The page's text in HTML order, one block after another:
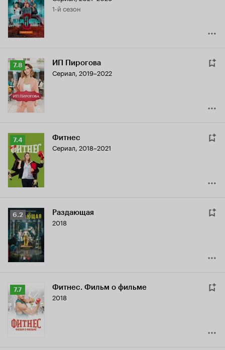
8.4
1-й сезон
Рейтинг
Кинопоиска
7.8
7.8 ИП Пирогова
Сериал, 2019–2022
Рейтинг
Кинопоиска
7.4
7.4 Фитнес
Сериал, 2018–2021
Рейтинг
Кинопоиска
6.2
6.2 Раздающая
2018
Рейтинг
Кинопоиска
7.7
7.7 Фитнес. Фильм о фильме
2018